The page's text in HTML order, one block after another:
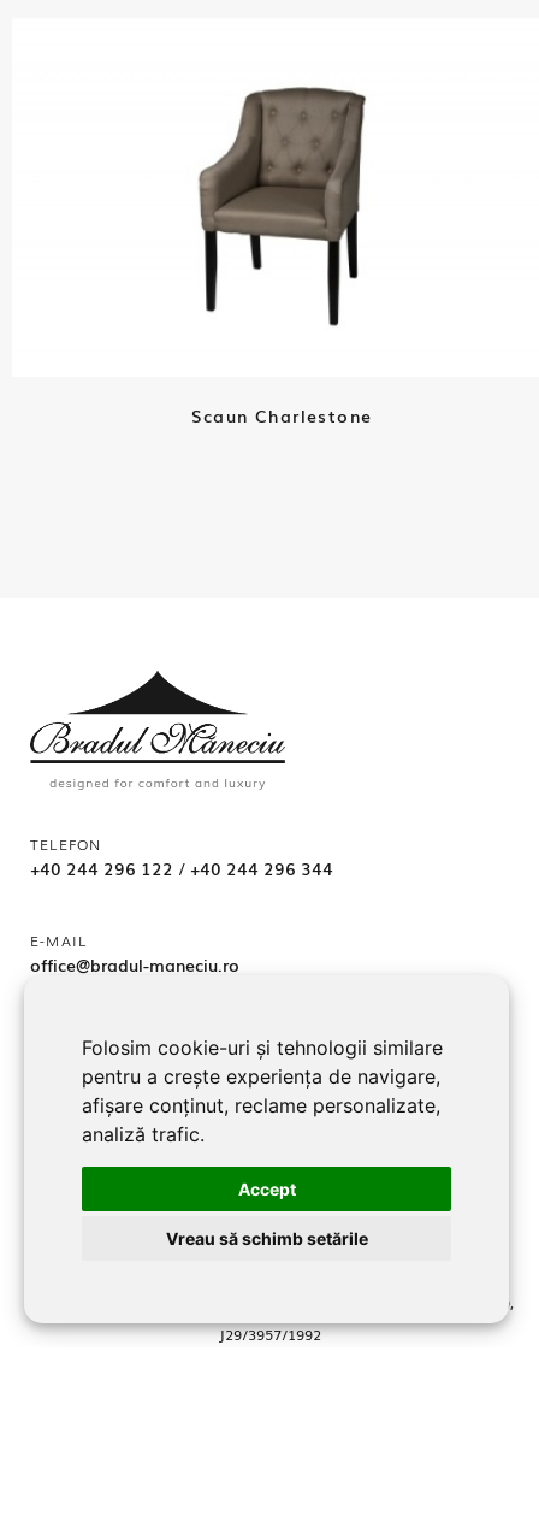
Folosim cookie-uri și tehnologii similare
pentru a crește experiența de navigare,
afișare conținut, reclame personalizate,
analiză trafic.
Accept
Vreau să schimb setările
Scaun Charlestone
TELEFON
+40 244 296 122 / +40 244 296 344
E-MAIL
office@bradul-maneciu.ro
ADRESA
jud. Prahova, Localitate Măneciu-Pământeni 107362
URMĂREȘTE-NE
©2026 BRADUL MANECIU SRL toate drepturile rezervate RO2701219,
J29/3957/1992